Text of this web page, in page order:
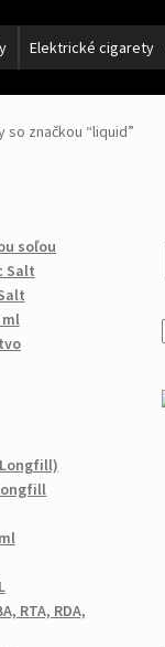
Elektrické cigarety
so značkou “liquid”
soľou
Salt
ml
RTA, RDA,